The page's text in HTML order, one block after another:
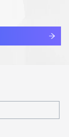
查看详情